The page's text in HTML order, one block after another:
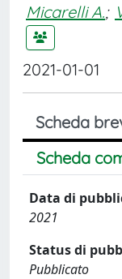
Micarelli A.;
2021-01-01
Scheda
Scheda
Data di
2021
Status di
Pubblicato